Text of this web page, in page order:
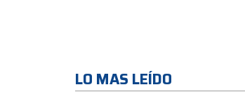
LO MAS LEÍDO